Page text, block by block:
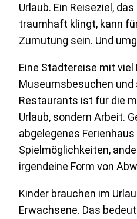
Urlaub. Ein Reiseziel,
traumhaft klingt, kann
Zumutung sein. Und
Eine Städtereise mit viel
Museumsbesuchen
Restaurants ist für die
Urlaub, sondern Arbeit.
abgelegenes Ferienhaus
Spielmöglichkeiten,
irgendeine Form von
Kinder brauchen im
Erwachsene. Das